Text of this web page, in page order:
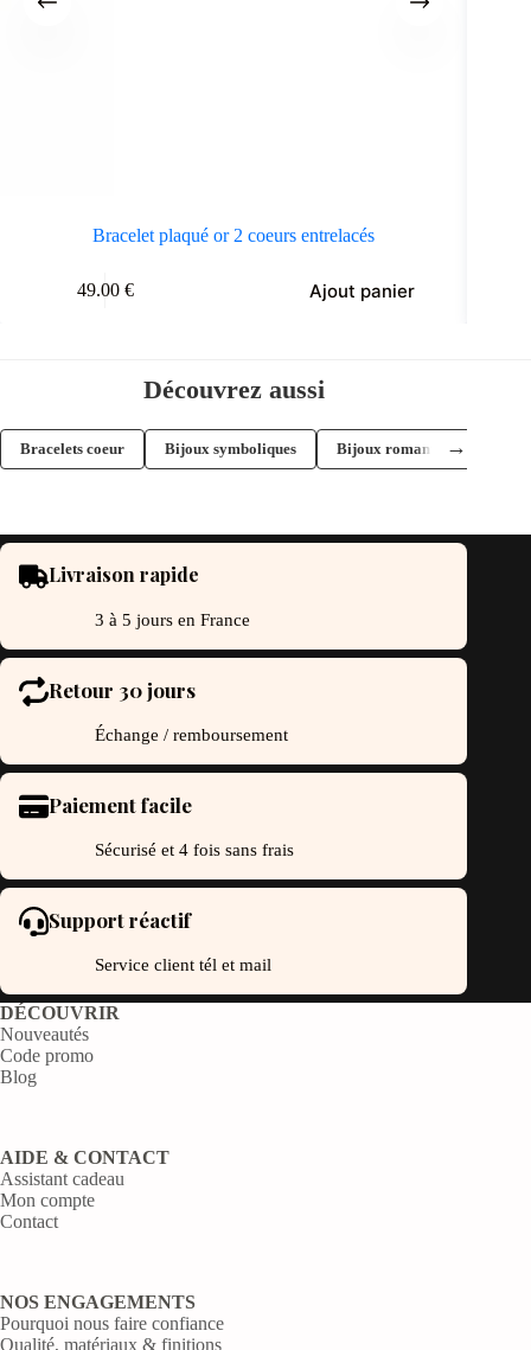
Bracelet plaqué or 2 coeurs entrelacés
49.00 € Ajout panier
Découvrez aussi
Bracelets coeur Bijoux symboliques Bijoux romantiques
→
Livraison rapide
3 à 5 jours en France
Retour 30 jours
Échange / remboursement
Paiement facile
Sécurisé et 4 fois sans frais
Support réactif
Service client tél et mail
DÉCOUVRIR
Nouveautés
Code promo
Blog
AIDE & CONTACT
Assistant cadeau
Mon compte
Contact
NOS ENGAGEMENTS
Pourquoi nous faire confiance
Qualité, matériaux & finitions